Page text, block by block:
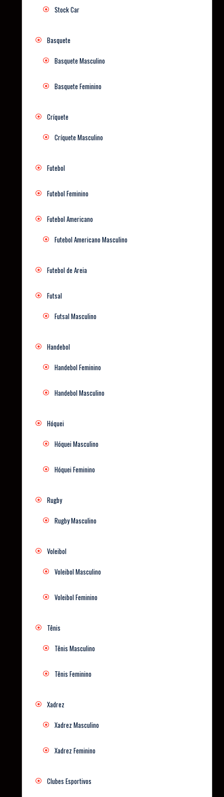
Stock Car
Basquete
Basquete Masculino
Basquete Feminino
Críquete
Críquete Masculino
Futebol
Futebol Feminino
Futebol Americano
Futebol Americano Masculino
Futebol de Areia
Futsal
Futsal Masculino
Handebol
Handebol Feminino
Handebol Masculino
Hóquei
Hóquei Masculino
Hóquei Feminino
Rugby
Rugby Masculino
Voleibol
Voleibol Masculino
Voleibol Feminino
Tênis
Tênis Masculino
Tênis Feminino
Xadrez
Xadrez Masculino
Xadrez Feminino
Clubes Esportivos